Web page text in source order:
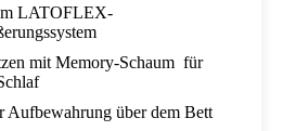
LATOFLEX-
mit Memory-Schaum für
Aufbewahrung über dem Bett